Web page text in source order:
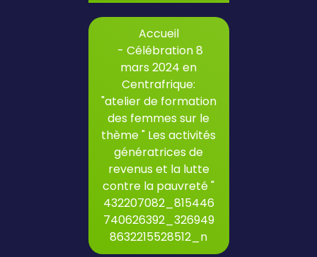
Accueil
- Célébration 8
mars 2024 en
Centrafrique:
"atelier de formation
des femmes sur le
thème " Les activités
génératrices de
revenus et la lutte
contre la pauvreté "
432207082_815446
740626392_326949
8632215528512_n